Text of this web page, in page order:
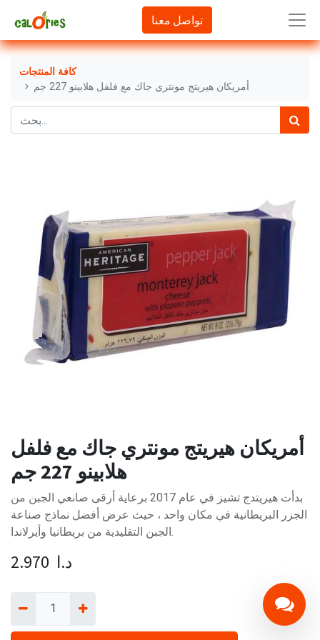
تواصل معنا
كافة المنتجات
أمريكان هيريتج مونتري جاك مع فلفل هلابينو 227 جم
أمريكان هيريتج مونتري جاك مع فلفل
هلابينو 227 جم
بدأت هيريتدج تشيز في عام 2017 برعاية أرقى صانعي الجبن من
الجزر البريطانية في مكان واحد ، حيث عرض أفضل نماذج صناعة
الجبن التقليدية من بريطانيا وأيرلاندا.
2.970 د.ا